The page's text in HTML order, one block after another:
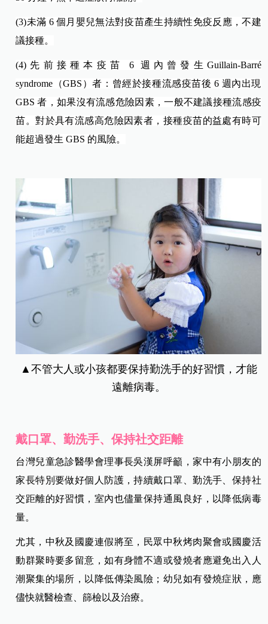
(3)未滿 6 個月嬰兒無法對疫苗產生持續性免疫反應，不建
議接種。
(4) 先前接種本疫苗 6 週內曾發生Guillain-Barré
syndrome （GBS）者：曾經於接種流感疫苗後 6 週內出現
GBS 者，如果沒有流感危險因素，一般不建議接種流感疫
苗。對於具有流感高危險因素者，接種疫苗的益處有時可
能超過發生 GBS 的風險。
▲不管大人或小孩都要保持勤洗手的好習慣，才能
遠離病毒。
戴口罩、勤洗手、保持社交距離
台灣兒童急診醫學會理事長吳漢屏呼籲，家中有小朋友的
家長特別要做好個人防護，持續戴口罩、勤洗手、保持社
交距離的好習慣，室內也儘量保持通風良好，以降低病毒
量。
尤其，中秋及國慶連假將至，民眾中秋烤肉聚會或國慶活
動群聚時要多留意，如有身體不適或發燒者應避免出入人
潮聚集的場所，以降低傳染風險；幼兒如有發燒症狀，應
儘快就醫檢查、篩檢以及治療。